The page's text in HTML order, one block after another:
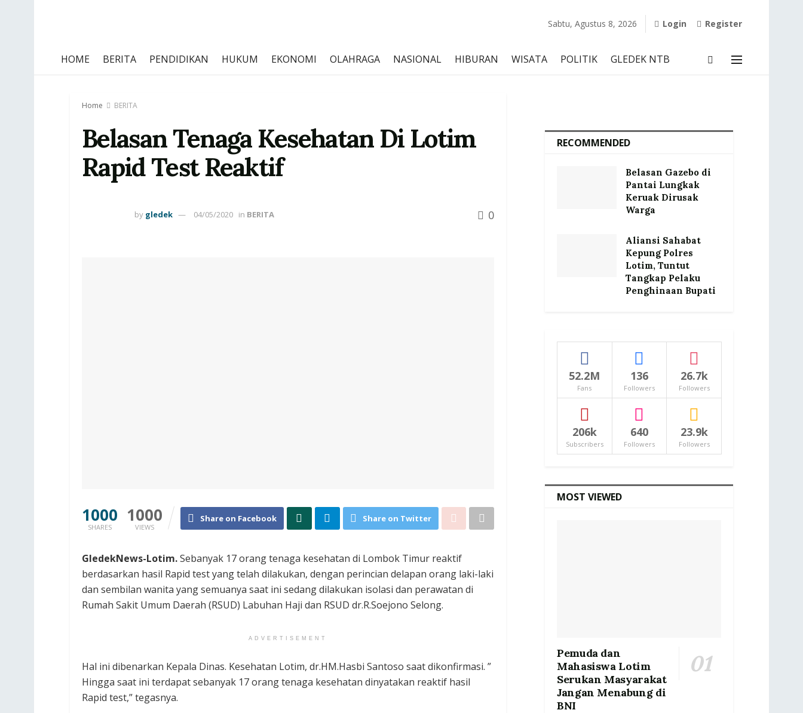
Sabtu, Agustus 8, 2026 Login Register
HOME BERITA PENDIDIKAN HUKUM EKONOMI OLAHRAGA NASIONAL HIBURAN WISATA POLITIK GLEDEK NTB
Home BERITA
Belasan Tenaga Kesehatan Di Lotim
Rapid Test Reaktif
by gledek 04/05/2020 in BERITA 0
1000
SHARES
1000
VIEWS
Share on Facebook Share on Twitter
GledekNews-Lotim.Sebanyak 17 orang tenaga kesehatan di Lombok Timur reaktif
berdasarkan hasil Rapid test yang telah dilakukan, dengan perincian delapan orang laki-laki
dan sembilan wanita yang semuanya saat ini sedang dilakukan isolasi dan perawatan di
Rumah Sakit Umum Daerah (RSUD) Labuhan Haji dan RSUD dr.R.Soejono Selong.
ADVERTISEMENT
Hal ini dibenarkan Kepala Dinas. Kesehatan Lotim, dr.HM.Hasbi Santoso saat dikonfirmasi. ”
Hingga saat ini terdapat sebanyak 17 orang tenaga kesehatan dinyatakan reaktif hasil
Rapid test,” tegasnya.
RECOMMENDED
Belasan Gazebo di
Pantai Lungkak
Keruak Dirusak
Warga
Aliansi Sahabat
Kepung Polres
Lotim, Tuntut
Tangkap Pelaku
Penghinaan Bupati
52.2M
Fans
136
Followers
26.7k
Followers
206k
Subscribers
640
Followers
23.9k
Followers
MOST VIEWED
Pemuda dan
Mahasiswa Lotim
Serukan Masyarakat
Jangan Menabung di
BNI